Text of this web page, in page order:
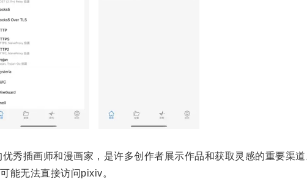
插画师和漫画家，是许多创作者展示作品和获取灵感的重要渠道
无法直接访问pixiv。